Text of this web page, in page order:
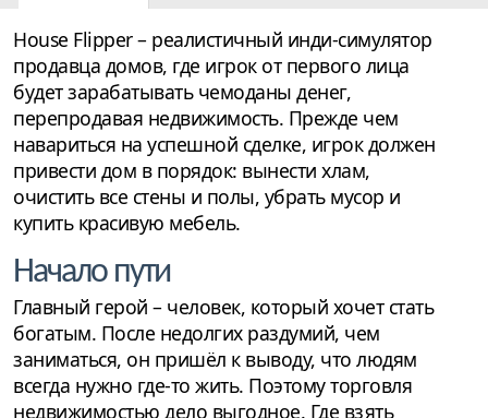
House Flipper – реалистичный инди-симулятор
продавца домов, где игрок от первого лица
будет зарабатывать чемоданы денег,
перепродавая недвижимость. Прежде чем
навариться на успешной сделке, игрок должен
привести дом в порядок: вынести хлам,
очистить все стены и полы, убрать мусор и
купить красивую мебель.
Начало пути
Главный герой – человек, который хочет стать
богатым. После недолгих раздумий, чем
заниматься, он пришёл к выводу, что людям
всегда нужно где-то жить. Поэтому торговля
недвижимостью дело выгодное. Где взять